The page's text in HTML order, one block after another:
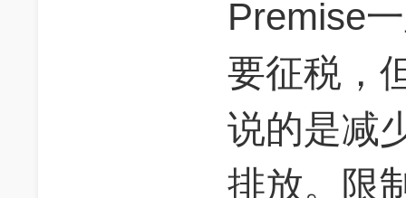
Premise
要征税，
说的是减
排放。限